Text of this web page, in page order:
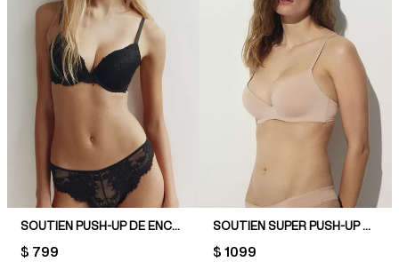
SOUTIEN PUSH-UP DE ENCAJE
PRICE:
$ 799
SOUTIEN SUPER PUSH-UP DE MICROFIBRA
PRICE:
$ 1099